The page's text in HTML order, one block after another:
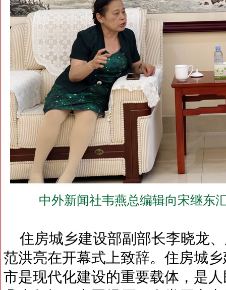
中外新闻社韦燕总编辑向宋继东
住房城乡建设部副部长李晓龙
范洪亮在开幕式上致辞。住房城
市是现代化建设的重要载体，是